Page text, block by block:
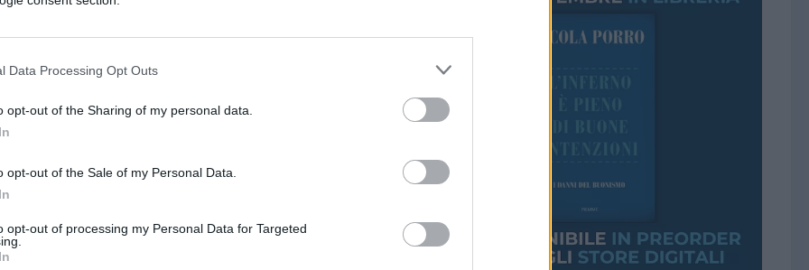
Data Processing Opt Outs
opt-out of the Sharing of my personal data.
opt-out of the Sale of my Personal Data.
opt-out of processing my Personal Data for Targeted
alle persone di uscire dai loro vecchi
l’
inizieranno a vivere nel